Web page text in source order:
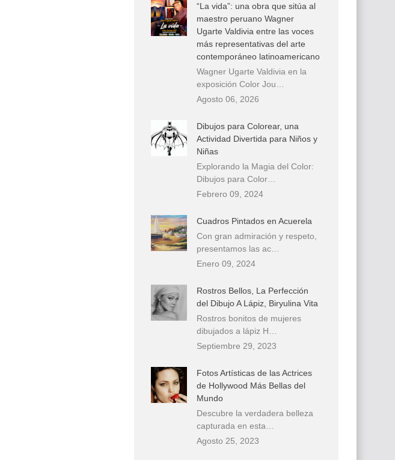
“La vida”: una obra que sitúa al
maestro peruano Wagner
Ugarte Valdivia entre las voces
más representativas del arte
contemporáneo latinoamericano
Wagner Ugarte Valdivia en la
exposición Color Jou…
Agosto 06, 2026
Dibujos para Colorear, una
Actividad Divertida para Niños y
Niñas
Explorando la Magia del Color:
Dibujos para Color…
Febrero 09, 2024
Cuadros Pintados en Acuerela
Con gran admiración y respeto,
presentamos las ac…
Enero 09, 2024
Rostros Bellos, La Perfección
del Dibujo A Lápiz, Biryulina Vita
Rostros bonitos de mujeres
dibujados a lápiz H…
Septiembre 29, 2023
Fotos Artísticas de las Actrices
de Hollywood Más Bellas del
Mundo
Descubre la verdadera belleza
capturada en esta…
Agosto 25, 2023